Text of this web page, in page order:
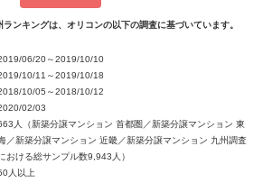
ンキングは、オリコンの以下の調査に基づいています。
06/20～2019/10/10
10/11～2019/10/18
10/05～2018/10/12
02/03
人（新築分譲マンション 首都圏／新築分譲マンション 東
／新築分譲マンション 近畿／新築分譲マンション 九州調査
おける総サンプル数9,943人）
人以上